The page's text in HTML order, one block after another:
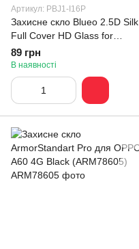
Артикул: PBJ1-I16P
Захисне скло Blueo 2.5D Silk
Full Cover HD Glass for
iPhone 16 Pro (PBJ1-I16P)
89 грн
В наявності